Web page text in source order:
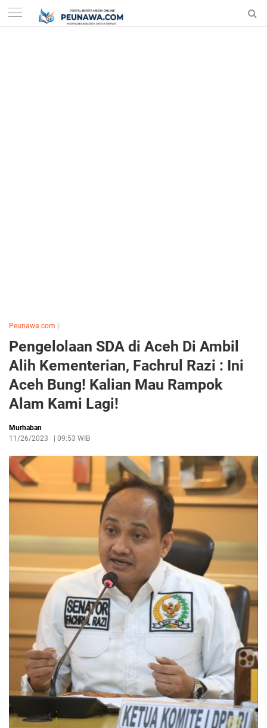
Peunawa.com 〉
Pengelolaan SDA di Aceh Di Ambil
Alih Kementerian, Fachrul Razi : Ini
Aceh Bung! Kalian Mau Rampok
Alam Kami Lagi!
Murhaban
11/26/2023
09:53 WIB